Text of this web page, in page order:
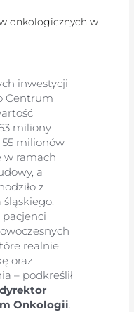
onkologicznych w
inwestycji
Centrum
miliony
55 milionów
w ramach
a
z
realnie
oraz
– podkreślił
Onkologii